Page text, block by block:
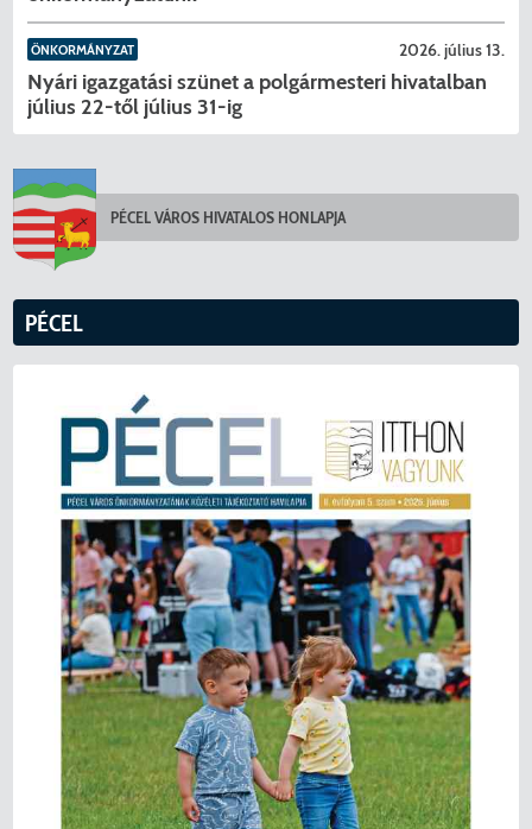
ÖNKORMÁNYZAT 2026. július 13.
Nyári igazgatási szünet a polgármesteri hivatalban
július 22-től július 31-ig
PÉCEL VÁROS HIVATALOS HONLAPJA
PÉCEL
KERESÉS